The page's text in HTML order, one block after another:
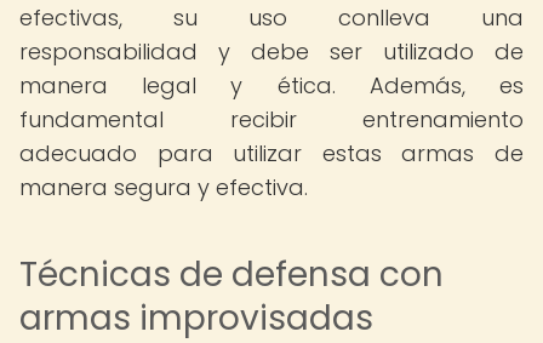
efectivas, su uso conlleva una
responsabilidad y debe ser utilizado de
manera legal y ética. Además, es
fundamental recibir entrenamiento
adecuado para utilizar estas armas de
manera segura y efectiva.
Técnicas de defensa con
armas improvisadas